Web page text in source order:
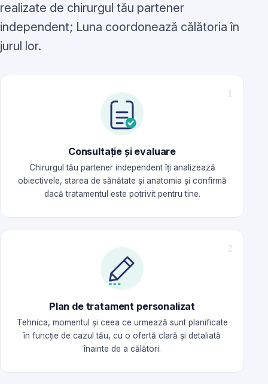
realizate de chirurgul tău partener
independent; Luna coordonează călătoria în
jurul lor.
Consultație și evaluare
Chirurgul tău partener independent îți analizează
obiectivele, starea de sănătate și anatomia și confirmă
dacă tratamentul este potrivit pentru tine.
Plan de tratament personalizat
Tehnica, momentul și ceea ce urmează sunt planificate
în funcție de cazul tău, cu o ofertă clară și detaliată
înainte de a călători.